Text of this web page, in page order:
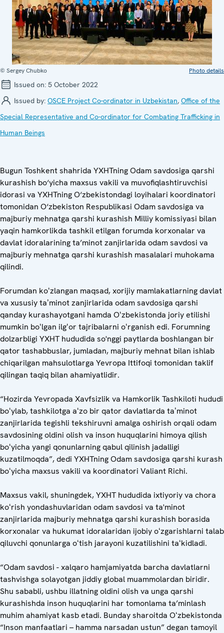
© Sergey Chubko Photo details
Issued on: 5 October 2022
Issued by: OSCE Project Co-ordinator in Uzbekistan, Office of the
Special Representative and Co-ordinator for Combating Trafficking in
Human Beings
Bugun Toshkent shahrida YXHTning Odam savdosiga qarshi
kurashish bo‘yicha maxsus vakili va muvofiqlashtiruvchisi
idorasi va YXHTning O‘zbekistondagi loyihalari koordinatori
tomonidan O‘zbekiston Respublikasi Odam savdosiga va
majburiy mehnatga qarshi kurashish Milliy komissiyasi bilan
yaqin hamkorlikda tashkil etilgan forumda korxonalar va
davlat idoralarining ta’minot zanjirlarida odam savdosi va
majburiy mehnatga qarshi kurashish masalalari muhokama
qilindi.
Forumdan koʻzlangan maqsad, xorijiy mamlakatlarning davlat
va xususiy taʼminot zanjirlarida odam savdosiga qarshi
qanday kurashayotgani hamda Oʻzbekistonda joriy etilishi
mumkin boʻlgan ilgʻor tajribalarni oʻrganish edi. Forumning
dolzarbligi YXHT hududida so'nggi paytlarda boshlangan bir
qator tashabbuslar, jumladan, majburiy mehnat bilan ishlab
chiqarilgan mahsulotlarga Yevropa Ittifoqi tomonidan taklif
qilingan taqiq bilan ahamiyatlidir.
“Hozirda Yevropada Xavfsizlik va Hamkorlik Tashkiloti hududi
boʻylab, tashkilotga aʻzo bir qator davlatlarda taʼminot
zanjirlarida tegishli tekshiruvni amalga oshirish orqali odam
savdosining oldini olish va inson huquqlarini himoya qilish
boʻyicha yangi qonunlarning qabul qilinish jadalligi
kuzatilmoqda”, dedi YXHTning Odam savdosiga qarshi kurash
boʻyicha maxsus vakili va koordinatori Valiant Richi.
Maxsus vakil, shuningdek, YXHT hududida ixtiyoriy va chora
koʻrish yondashuvlaridan odam savdosi va ta'minot
zanjirlarida majburiy mehnatga qarshi kurashish borasida
korxonalar va hukumat idoralaridan ijobiy oʻzgarishlarni talab
qiluvchi qonunlarga oʻtish jarayoni kuzatilishini taʻkidladi.
“Odam savdosi - xalqaro hamjamiyatda barcha davlatlarni
tashvishga solayotgan jiddiy global muammolardan biridir.
Shu sababli, ushbu illatning oldini olish va unga qarshi
kurashishda inson huquqlarini har tomonlama ta’minlash
muhim ahamiyat kasb etadi. Bunday sharoitda Oʻzbekistonda
“Inson manfaatlari – hamma narsadan ustun” degan tamoyil